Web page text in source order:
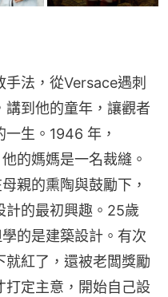
手法，從Versace遇刺
到他的童年，讓觀者
生。1946 年，
的媽媽是一名裁縫。
親的熏陶與鼓勵下，
計的最初興趣。25歲
的是建築設計。有次
紅了，還被老闆獎勵
打定主意，開始自己設